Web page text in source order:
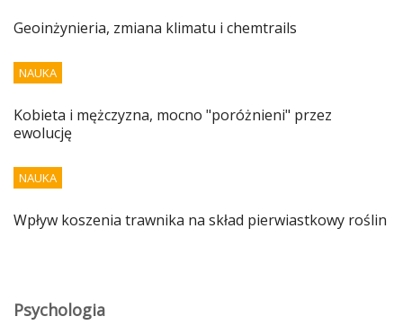
Geoinżynieria, zmiana klimatu i chemtrails
NAUKA
Kobieta i mężczyzna, mocno "poróżnieni" przez
ewolucję
NAUKA
Wpływ koszenia trawnika na skład pierwiastkowy roślin
Psychologia